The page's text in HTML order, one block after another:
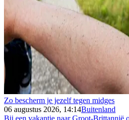
Zo bescherm je jezelf tegen midges
06 augustus 2026, 14:14Buitenland
Bij een vakantie naar Groot-Brittannië